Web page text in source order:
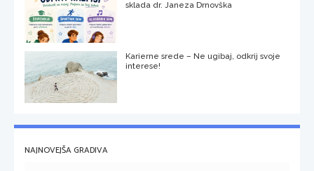
sklada dr. Janeza Drnovška
Karierne srede – Ne ugibaj, odkrij svoje
interese!
NAJNOVEJŠA GRADIVA